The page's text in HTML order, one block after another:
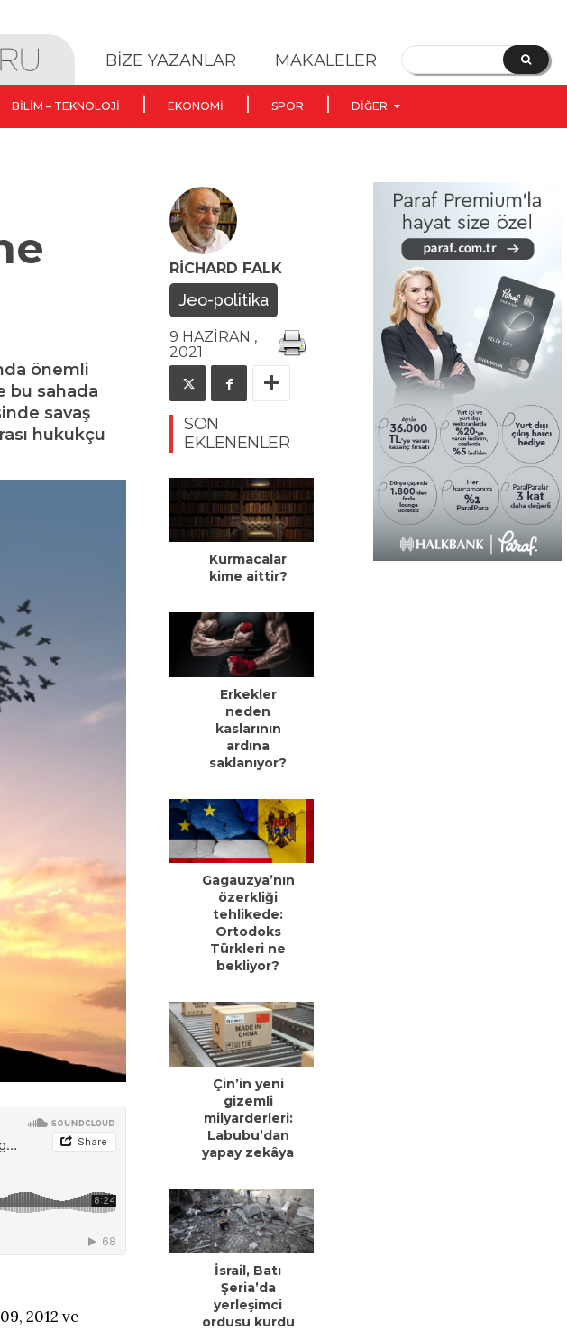
BİZE YAZANLAR MAKALELER
BILIM – TEKNOLOJI EKONOMI SPOR DIĞER
önemli
bu sahada
savaş
hukukçu
2012 ve
RICHARD FALK
Jeo-politika
9 HAZIRAN ,
2021
SON
EKLENENLER
Kurmacalar
kime aittir?
Erkekler
neden
kaslarının
ardına
saklanıyor?
Gagauzya’nın
özerkliği
tehlikede:
Ortodoks
Türkleri ne
bekliyor?
Çin’in yeni
gizemli
milyarderleri:
Labubu’dan
yapay zekâya
İsrail, Batı
Şeria’da
yerleşimci
ordusu kurdu